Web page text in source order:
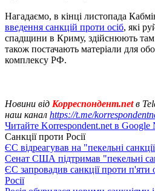
Нагадаємо, в кінці листопада
введення санкцій проти осіб, які
спадщини в Криму, здійснюють там
також постачають матеріали для
комплексу РФ.
Новини від Корреспондент.netв
наш канал https://t.me/
Читайте Korrespondent.net в Google
Санкції проти Росії
ЄС відреагував на "пекельні
Сенат США підтримав "пекельні
ЄС запровадив санкції проти
Росії